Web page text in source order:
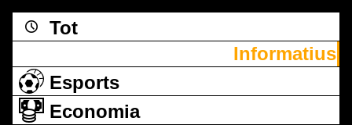
Tot
Informatius
Esports
Economia